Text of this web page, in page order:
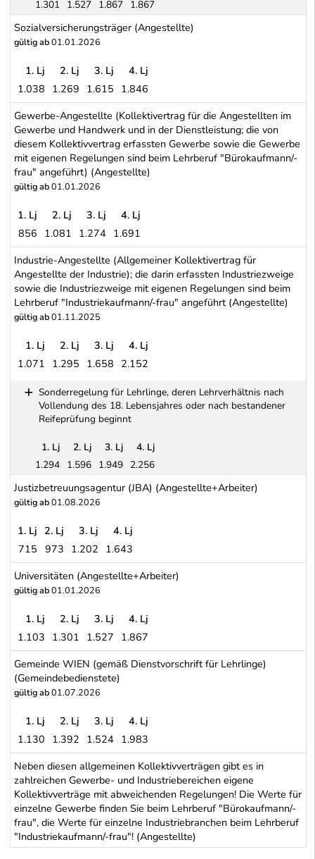
Sonderregelung für Lehrlinge mit Reifeprüfung (Matura) oder
1.301 1.527 1.867 1.867
Sozialversicherungsträger (Angestellte)
gültig ab01.01.2026
Sozialversicherungsträger (Angestellte)
1. Lj 2. Lj 3. Lj
4. Lj
1.038 1.269 1.615 1.846
Gewerbe-Angestellte (Kollektivertrag für die Angestellten im
Gewerbe und Handwerk und in der Dienstleistung; die von
diesem Kollektivvertrag erfassten Gewerbe sowie die Gewerbe
mit eigenen Regelungen sind beim Lehrberuf "Bürokaufmann/-
frau" angeführt) (Angestellte)
gültig ab01.01.2026
Gewerbe-Angestellte (Kollektivertrag für die Angestellten im
1. Lj 2. Lj 3. Lj
4. Lj
856 1.081 1.274 1.691
Industrie-Angestellte (Allgemeiner Kollektivertrag für
Angestellte der Industrie); die darin erfassten Industriezweige
sowie die Industriezweige mit eigenen Regelungen sind beim
Lehrberuf "Industriekaufmann/-frau" angeführt (Angestellte)
gültig ab01.11.2025
1. Lj 2. Lj 3. Lj
4. Lj
1.071 1.295 1.658 2.152
Sonderregelung für Lehrlinge, deren Lehrverhältnis nach
Vollendung des 18. Lebensjahres oder nach bestandener
Reifeprüfung beginnt
Sonderregelung für Lehrlinge, deren Lehrverhältnis nach
1. Lj 2. Lj 3. Lj
4. Lj
1.294 1.596 1.949 2.256
Justizbetreuungsagentur (JBA) (Angestellte+Arbeiter)
gültig ab01.08.2026
Justizbetreuungsagentur (JBA) (Angestellte+Arbeiter)
1. Lj 2. Lj 3. Lj
4. Lj
715 973 1.202 1.643
Universitäten (Angestellte+Arbeiter)
gültig ab01.01.2026
Universitäten (Angestellte+Arbeiter)
1. Lj 2. Lj 3. Lj
4. Lj
1.103 1.301 1.527 1.867
Gemeinde WIEN (gemäß Dienstvorschrift für Lehrlinge)
(Gemeindebedienstete)
gültig ab01.07.2026
Gemeinde WIEN (gemäß Dienstvorschrift für Lehrlinge)
1. Lj 2. Lj 3. Lj
4. Lj
1.130 1.392 1.524 1.983
Neben diesen allgemeinen Kollektivverträgen gibt es in
zahlreichen Gewerbe- und Industriebereichen eigene
Kollektivverträge mit abweichenden Regelungen! Die Werte für
einzelne Gewerbe finden Sie beim Lehrberuf "Bürokaufmann/-
frau", die Werte für einzelne Industriebranchen beim Lehrberuf
"Industriekaufmann/-frau"! (Angestellte)